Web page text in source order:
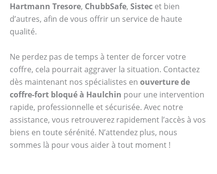
Hartmann Tresore, ChubbSafe, Sistec et bien
d’autres, afin de vous offrir un service de haute
qualité.
Ne perdez pas de temps à tenter de forcer votre
coffre, cela pourrait aggraver la situation. Contactez
dès maintenant nos spécialistes en ouverture de
coffre-fort bloqué à Haulchin pour une intervention
rapide, professionnelle et sécurisée. Avec notre
assistance, vous retrouverez rapidement l’accès à vos
biens en toute sérénité. N’attendez plus, nous
sommes là pour vous aider à tout moment !